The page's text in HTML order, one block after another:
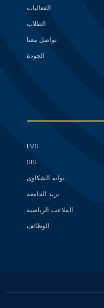
الفعاليات
الطلاب
تواصل معنا
الجودة
LMS
SIS
بوابة الشكاوى
بريد الجامعة
الملاعب الرياضية
الوظائف